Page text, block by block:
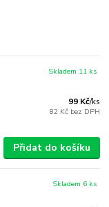
99 Kč/ks
82 Kč bez DPH
Skladem 11 ks
Přidat do košíku
Skladem 6 ks